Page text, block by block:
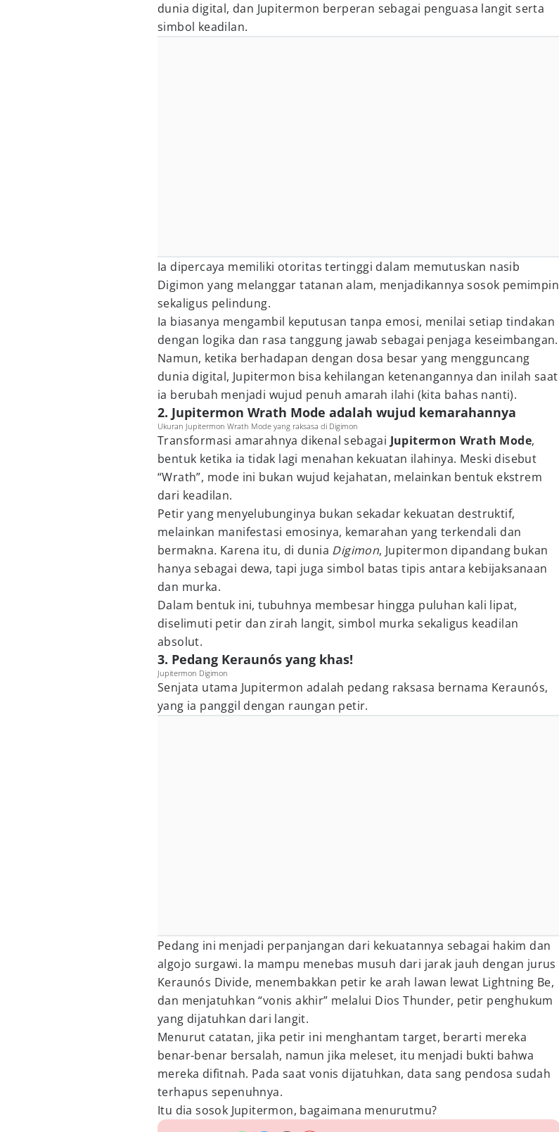
dunia digital, dan Jupitermon berperan sebagai penguasa langit serta
simbol keadilan.
Ia dipercaya memiliki otoritas tertinggi dalam memutuskan nasib
Digimon yang melanggar tatanan alam, menjadikannya sosok pemimpin
sekaligus pelindung.
Ia biasanya mengambil keputusan tanpa emosi, menilai setiap tindakan
dengan logika dan rasa tanggung jawab sebagai penjaga keseimbangan.
Namun, ketika berhadapan dengan dosa besar yang mengguncang
dunia digital, Jupitermon bisa kehilangan ketenangannya dan inilah saat
ia berubah menjadi wujud penuh amarah ilahi (kita bahas nanti).
2. Jupitermon Wrath Mode adalah wujud kemarahannya
Ukuran Jupitermon Wrath Mode yang raksasa di Digimon
Transformasi amarahnya dikenal sebagai Jupitermon Wrath Mode,
bentuk ketika ia tidak lagi menahan kekuatan ilahinya. Meski disebut
“Wrath”, mode ini bukan wujud kejahatan, melainkan bentuk ekstrem
dari keadilan.
Petir yang menyelubunginya bukan sekadar kekuatan destruktif,
melainkan manifestasi emosinya, kemarahan yang terkendali dan
bermakna. Karena itu, di dunia Digimon, Jupitermon dipandang bukan
hanya sebagai dewa, tapi juga simbol batas tipis antara kebijaksanaan
dan murka.
Dalam bentuk ini, tubuhnya membesar hingga puluhan kali lipat,
diselimuti petir dan zirah langit, simbol murka sekaligus keadilan
absolut.
3. Pedang Keraunós yang khas!
Jupitermon Digimon
Senjata utama Jupitermon adalah pedang raksasa bernama Keraunós,
yang ia panggil dengan raungan petir.
Pedang ini menjadi perpanjangan dari kekuatannya sebagai hakim dan
algojo surgawi. Ia mampu menebas musuh dari jarak jauh dengan jurus
Keraunós Divide, menembakkan petir ke arah lawan lewat Lightning Be,
dan menjatuhkan “vonis akhir” melalui Dios Thunder, petir penghukum
yang dijatuhkan dari langit.
Menurut catatan, jika petir ini menghantam target, berarti mereka
benar-benar bersalah, namun jika meleset, itu menjadi bukti bahwa
mereka difitnah. Pada saat vonis dijatuhkan, data sang pendosa sudah
terhapus sepenuhnya.
Itu dia sosok Jupitermon, bagaimana menurutmu?